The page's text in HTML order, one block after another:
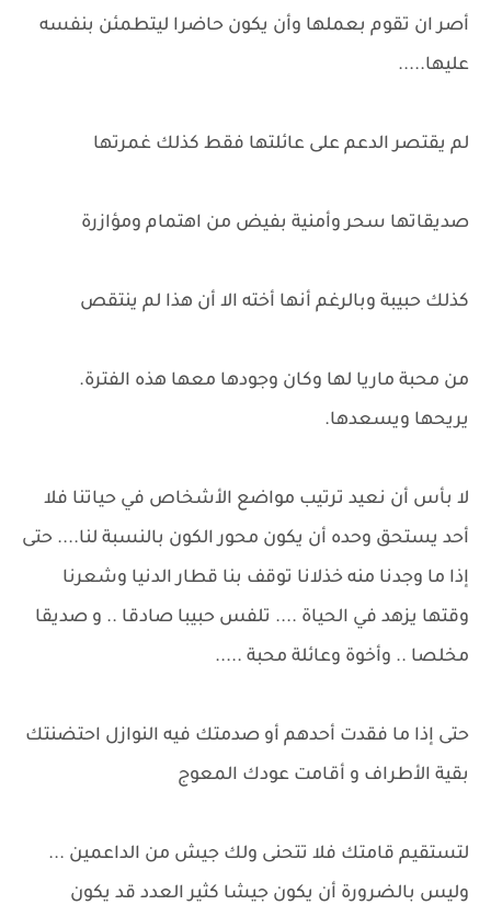
أصر ان تقوم بعملها وأن يكون حاضرا ليتطمئن بنفسه
عليها.....
لم يقتصر الدعم على عائلتها فقط كذلك غمرتها
صديقاتها سحر وأمنية بفيض من اهتمام ومؤازرة
كذلك حبيبة وبالرغم أنها أخته الا أن هذا لم ينتقص
من محبة ماريا لها وكان وجودها معها هذه الفترة.
يريحها ويسعدها.
لا بأس أن نعيد ترتيب مواضع الأشخاص في حياتنا فلا
أحد يستحق وحده أن يكون محور الكون بالنسبة لنا.... حتى
إذا ما وجدنا منه خذلانا توقف بنا قطار الدنيا وشعرنا
وقتها يزهد في الحياة .... تلفس حبيبا صادقا .. و صديقا
مخلصا .. وأخوة وعائلة محبة .....
حتى إذا ما فقدت أحدهم أو صدمتك فيه النوازل احتضنتك
بقية الأطراف و أقامت عودك المعوج
لتستقيم قامتك فلا تتحنى ولك جيش من الداعمين ...
وليس بالضرورة أن يكون جيشا كثير العدد قد يكون